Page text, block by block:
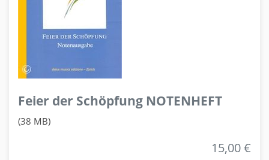
Feier der Schöpfung NOTENHEFT
(38 MB)
15,00 €